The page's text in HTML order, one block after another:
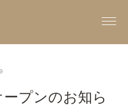
プンのお知ら